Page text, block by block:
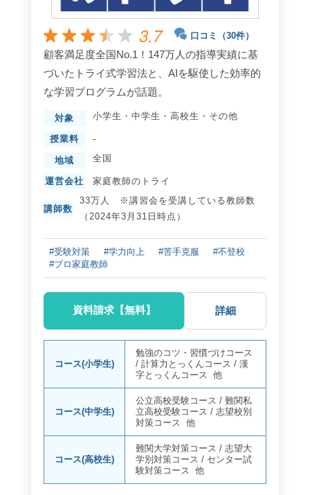
3.7 口コミ（30件）
顧客満足度全国No.1！147万人の指導実績に基
づいたトライ式学習法と、AIを駆使した効率的
な学習プログラムが話題。
対象 小学生 ・ 中学生 ・ 高校生 ・ その他
授業料 -
地域 全国
運営会社 家庭教師のトライ
講師数
33万人 ※講習会を受講している教師数
（2024年3月31日時点）
#受験対策 #学力向上 #苦手克服
#不登校
#プロ家庭教師
資料請求【無料】 詳細
コース(小学生)
勉強のコツ・習慣づけコース
/計算力とっくんコース /漢
字とっくんコース 他
コース(中学生)
公立高校受験コース /難関私
立高校受験コース /志望校別
対策コース 他
コース(高校生)
難関大学対策コース /志望大
学別対策コース /センター試
験対策コース 他